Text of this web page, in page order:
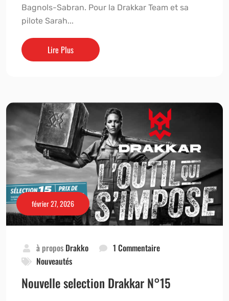
Bagnols-Sabran. Pour la Drakkar Team et sa
pilote Sarah...
Lire Plus
février 27, 2026
à propos Drakko
1 Commentaire
Nouveautés
Nouvelle selection Drakkar N°15